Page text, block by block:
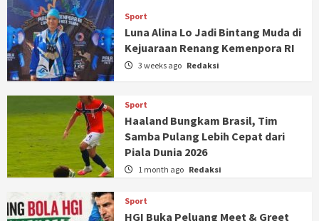
Sport
Luna Alina Lo Jadi Bintang Muda di
Kejuaraan Renang Kemenpora RI
3 weeks ago Redaksi
Sport
Haaland Bungkam Brasil, Tim
Samba Pulang Lebih Cepat dari
Piala Dunia 2026
1 month ago Redaksi
Sport
HGI Buka Peluang Meet & Greet